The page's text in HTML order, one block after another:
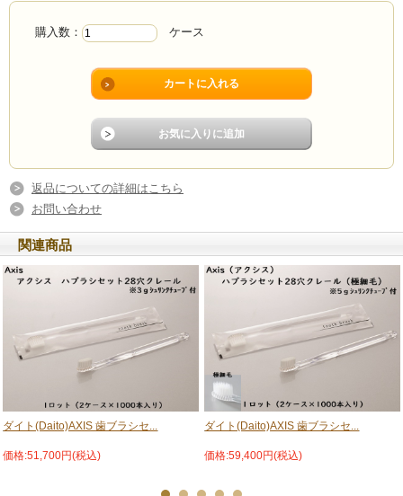
購入数： ケース
返品についての詳細はこちら
お問い合わせ
関連商品
ダイト(Daito)AXIS 歯ブラシセ...
価格:51,700円(税込)
ダイト(Daito)AXIS 歯ブラシセ...
価格:59,400円(税込)